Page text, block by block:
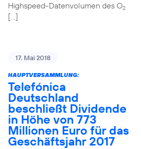
Highspeed-Datenvolumen des O2
[…]
17. Mai 2018
HAUPTVERSAMMLUNG:
Telefónica
Deutschland
beschließt Dividende
in Höhe von 773
Millionen Euro für das
Geschäftsjahr 2017